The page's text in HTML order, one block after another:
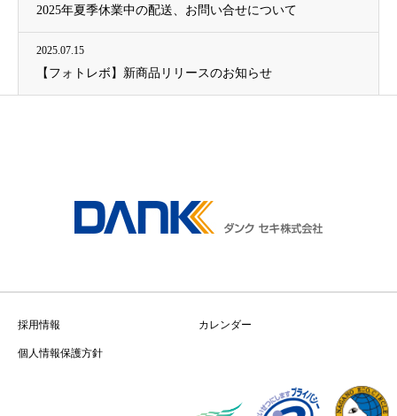
2025年夏季休業中の配送、お問い合せについて
2025.07.15
【フォトレボ】新商品リリースのお知らせ
採用情報 カレンダー
個人情報保護方針